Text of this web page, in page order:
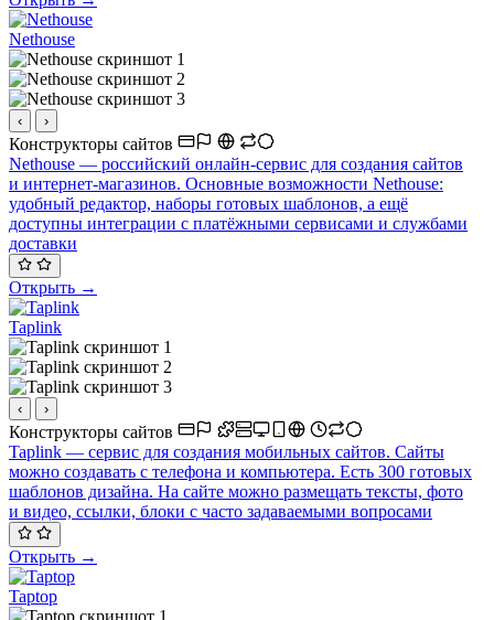
Nethouse
‹ ›
Конструкторы сайтов
Nethouse — российский онлайн-сервис для создания сайтов
и интернет-магазинов. Основные возможности Nethouse:
удобный редактор, наборы готовых шаблонов, а ещё
доступны интеграции с платёжными сервисами и службами
доставки
Открыть →
Taplink
‹ ›
Конструкторы сайтов
Taplink — сервис для создания мобильных сайтов. Сайты
можно создавать с телефона и компьютера. Есть 300 готовых
шаблонов дизайна. На сайте можно размещать тексты, фото
и видео, ссылки, блоки с часто задаваемыми вопросами
Открыть →
Taptop